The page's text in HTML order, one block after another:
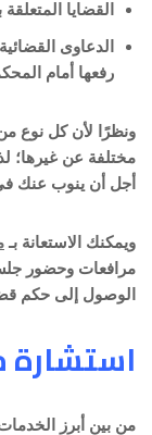
القضايا
الدعاوى
رفعها أمام
ونظرًا لأن كل نوع
مختلفة عن غيرها؛
أجل أن ينوب عنك
ويمكنك الاستعانة بـ
مرافعات وحضور
الوصول إلى حكم
من بين أبرز الخدمات